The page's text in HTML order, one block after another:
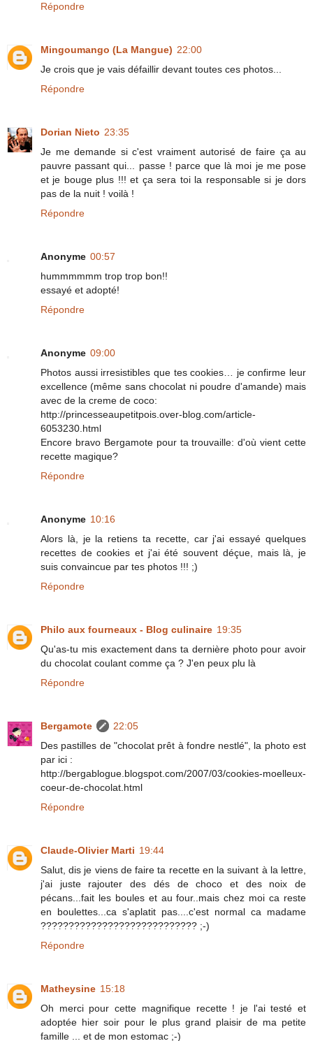
Répondre
Mingoumango (La Mangue) 22:00
Je crois que je vais défaillir devant toutes ces photos...
Répondre
Dorian Nieto 23:35
Je me demande si c'est vraiment autorisé de faire ça au
pauvre passant qui... passe ! parce que là moi je me pose
et je bouge plus !!! et ça sera toi la responsable si je dors
pas de la nuit ! voilà !
Répondre
Anonyme 00:57
hummmmmm trop trop bon!!
essayé et adopté!
Répondre
Anonyme 09:00
Photos aussi irresistibles que tes cookies… je confirme leur
excellence (même sans chocolat ni poudre d'amande) mais
avec de la creme de coco:
http://princesseaupetitpois.over-blog.com/article-
6053230.html
Encore bravo Bergamote pour ta trouvaille: d'où vient cette
recette magique?
Répondre
Anonyme 10:16
Alors là, je la retiens ta recette, car j'ai essayé quelques
recettes de cookies et j'ai été souvent déçue, mais là, je
suis convaincue par tes photos !!! ;)
Répondre
Philo aux fourneaux - Blog culinaire 19:35
Qu'as-tu mis exactement dans ta dernière photo pour avoir
du chocolat coulant comme ça ? J'en peux plu là
Répondre
Bergamote
22:05
Des pastilles de "chocolat prêt à fondre nestlé", la photo est
par ici :
http://bergablogue.blogspot.com/2007/03/cookies-moelleux-
coeur-de-chocolat.html
Répondre
Claude-Olivier Marti 19:44
Salut, dis je viens de faire ta recette en la suivant à la lettre,
j'ai juste rajouter des dés de choco et des noix de
pécans...fait les boules et au four..mais chez moi ca reste
en boulettes...ca s'aplatit pas....c'est normal ca madame
???????????????????????????? ;-)
Répondre
Matheysine 15:18
Oh merci pour cette magnifique recette ! je l'ai testé et
adoptée hier soir pour le plus grand plaisir de ma petite
famille ... et de mon estomac ;-)